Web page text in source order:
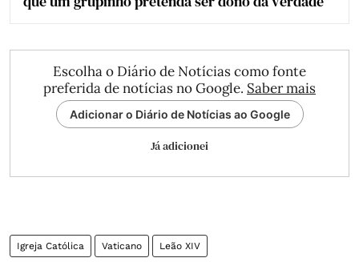
Escolha o Diário de Notícias como fonte
preferida de notícias no Google. Saber mais
Adicionar o Diário de Notícias ao Google
Já adicionei
Igreja Católica Vaticano Leão XIV